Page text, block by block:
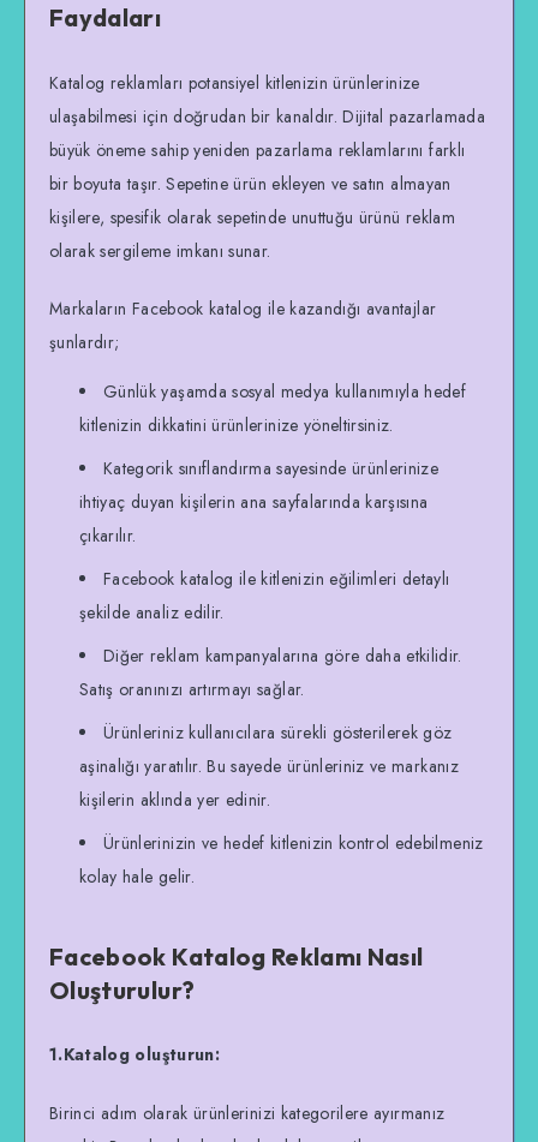
Faydaları
Katalog reklamları potansiyel kitlenizin ürünlerinize
ulaşabilmesi için doğrudan bir kanaldır. Dijital pazarlamada
büyük öneme sahip yeniden pazarlama reklamlarını farklı
bir boyuta taşır. Sepetine ürün ekleyen ve satın almayan
kişilere, spesifik olarak sepetinde unuttuğu ürünü reklam
olarak sergileme imkanı sunar.
Markaların Facebook katalog ile kazandığı avantajlar
şunlardır;
Günlük yaşamda sosyal medya kullanımıyla hedef
kitlenizin dikkatini ürünlerinize yöneltirsiniz.
Kategorik sınıflandırma sayesinde ürünlerinize
ihtiyaç duyan kişilerin ana sayfalarında karşısına
çıkarılır.
Facebook katalog ile kitlenizin eğilimleri detaylı
şekilde analiz edilir.
Diğer reklam kampanyalarına göre daha etkilidir.
Satış oranınızı artırmayı sağlar.
Ürünleriniz kullanıcılara sürekli gösterilerek göz
aşinalığı yaratılır. Bu sayede ürünleriniz ve markanız
kişilerin aklında yer edinir.
Ürünlerinizin ve hedef kitlenizin kontrol edebilmeniz
kolay hale gelir.
Facebook Katalog Reklamı Nasıl
Oluşturulur?
1.Katalog oluşturun:
Birinci adım olarak ürünlerinizi kategorilere ayırmanız